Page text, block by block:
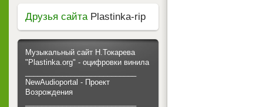
Друзья сайтаPlastinka-rip
Музыкальный сайт Н.Токарева
"Plastinka.org" - оцифровки винила
NewAudioportal - Проект
Возрождения